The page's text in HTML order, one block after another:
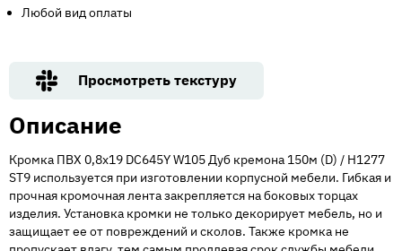
Любой вид оплаты
Просмотреть текстуру
Описание
Кромка ПВХ 0,8х19 DC645Y W105 Дуб кремона 150м (D) / H1277
ST9 используется при изготовлении корпусной мебели. Гибкая и
прочная кромочная лента закрепляется на боковых торцах
изделия. Установка кромки не только декорирует мебель, но и
защищает ее от повреждений и сколов. Также кромка не